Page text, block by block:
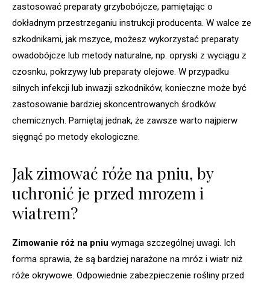
zastosować preparaty grzybobójcze, pamiętając o
dokładnym przestrzeganiu instrukcji producenta. W walce ze
szkodnikami, jak mszyce, możesz wykorzystać preparaty
owadobójcze lub metody naturalne, np. opryski z wyciągu z
czosnku, pokrzywy lub preparaty olejowe. W przypadku
silnych infekcji lub inwazji szkodników, konieczne może być
zastosowanie bardziej skoncentrowanych środków
chemicznych. Pamiętaj jednak, że zawsze warto najpierw
sięgnąć po metody ekologiczne.
Jak zimować róże na pniu, by
uchronić je przed mrozem i
wiatrem?
Zimowanie róż na pniu wymaga szczególnej uwagi. Ich
forma sprawia, że są bardziej narażone na mróz i wiatr niż
róże okrywowe. Odpowiednie zabezpieczenie rośliny przed